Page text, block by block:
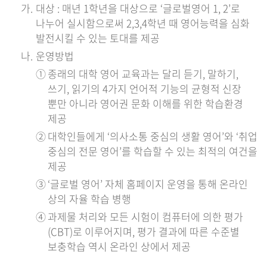
대상 : 매년 1학년을 대상으로 ‘글로벌영어 1, 2’로
나누어 실시함으로써 2,3,4학년 때 영어능력을 심화
발전시킬 수 있는 토대를 제공
운영방법
종래의 대학 영어 교육과는 달리 듣기, 말하기,
쓰기, 읽기의 4가지 언어적 기능의 균형적 신장
뿐만 아니라 영어권 문화 이해를 위한 학습환경
제공
대학인들에게 ‘의사소통 중심의 생활 영어’와 ‘취업
중심의 전문 영어’를 학습할 수 있는 최적의 여건을
제공
‘글로벌 영어’ 자체 홈페이지 운영을 통해 온라인
상의 자율 학습 병행
과제물 처리와 모든 시험이 컴퓨터에 의한 평가
(CBT)로 이루어지며, 평가 결과에 따른 수준별
보충학습 역시 온라인 상에서 제공